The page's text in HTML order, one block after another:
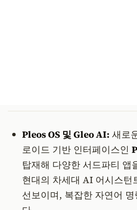
Pleos OS 및 Gleo AI: 새로
로이드 기반 인터페이스인
탑재해 다양한 서드파티 앱
현대의 차세대 AI 어시스턴
선보이며, 복잡한 자연어